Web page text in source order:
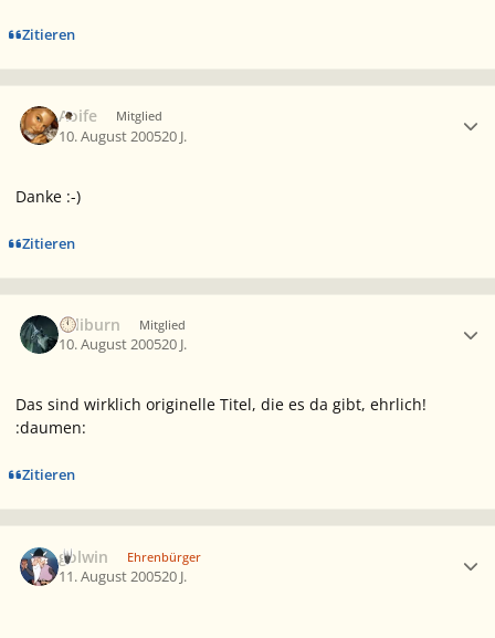
Zitieren
Aoife Mitglied
10. August 200520 J.
Danke :-)
Zitieren
caliburn Mitglied
10. August 200520 J.
Das sind wirklich originelle Titel, die es da gibt, ehrlich!
:daumen:
Zitieren
golwin Ehrenbürger
11. August 200520 J.